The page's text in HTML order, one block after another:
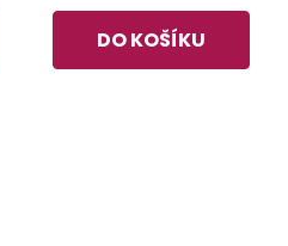
DO KOŠÍKU